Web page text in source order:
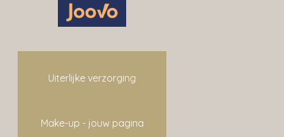
Uiterlijke verzorging
Make-up - jouw pagina